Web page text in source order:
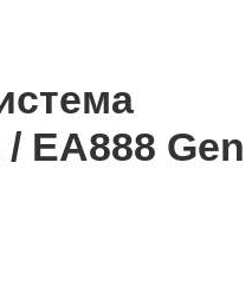
EA888 Gen